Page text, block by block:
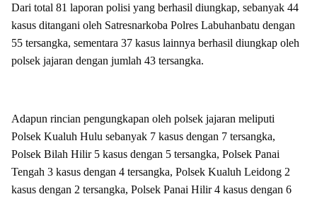
Dari total 81 laporan polisi yang berhasil diungkap, sebanyak 44
kasus ditangani oleh Satresnarkoba Polres Labuhanbatu dengan
55 tersangka, sementara 37 kasus lainnya berhasil diungkap oleh
polsek jajaran dengan jumlah 43 tersangka.
Adapun rincian pengungkapan oleh polsek jajaran meliputi
Polsek Kualuh Hulu sebanyak 7 kasus dengan 7 tersangka,
Polsek Bilah Hilir 5 kasus dengan 5 tersangka, Polsek Panai
Tengah 3 kasus dengan 4 tersangka, Polsek Kualuh Leidong 2
kasus dengan 2 tersangka, Polsek Panai Hilir 4 kasus dengan 6